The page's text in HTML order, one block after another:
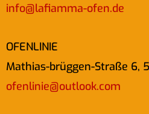
info@lafiamma-ofen.de
OFENLINIE
Mathias-brüggen-Straße 6,
ofenlinie@outlook.com